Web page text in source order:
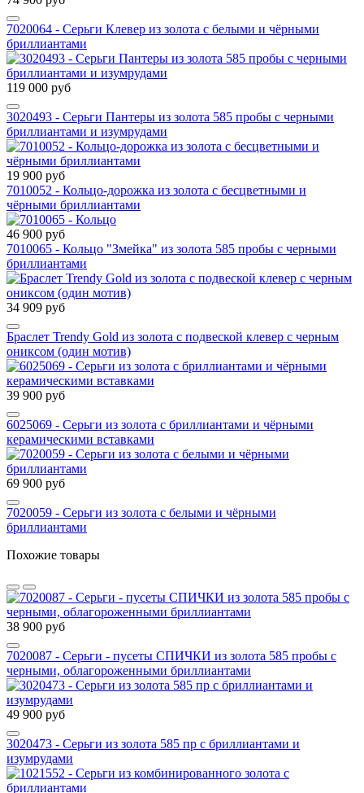
7020064 - Серьги Клевер из золота с белыми и чёрными
бриллиантами
119 000 руб
3020493 - Серьги Пантеры из золота 585 пробы с черными
бриллиантами и изумрудами
19 900 руб
7010052 - Кольцо-дорожка из золота с бесцветными и
чёрными бриллиантами
46 900 руб
7010065 - Кольцо "Змейка" из золота 585 пробы с черными
бриллиантами
34 909 руб
Браслет Trendy Gold из золота с подвеской клевер с черным
ониксом (один мотив)
39 900 руб
6025069 - Серьги из золота с бриллиантами и чёрными
керамическими вставками
69 900 руб
7020059 - Серьги из золота с белыми и чёрными
бриллиантами
Похожие товары
38 900 руб
7020087 - Серьги - пусеты СПИЧКИ из золота 585 пробы с
черными, облагороженными бриллиантами
49 900 руб
3020473 - Серьги из золота 585 пр с бриллиантами и
изумрудами